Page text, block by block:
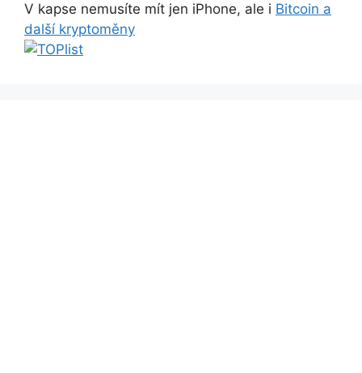
V kapse nemusíte mít jen iPhone, ale i Bitcoin a
další kryptoměny